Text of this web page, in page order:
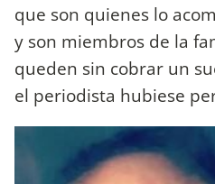
que son quienes lo
y son miembros de la
queden sin cobrar un
el periodista hubiese